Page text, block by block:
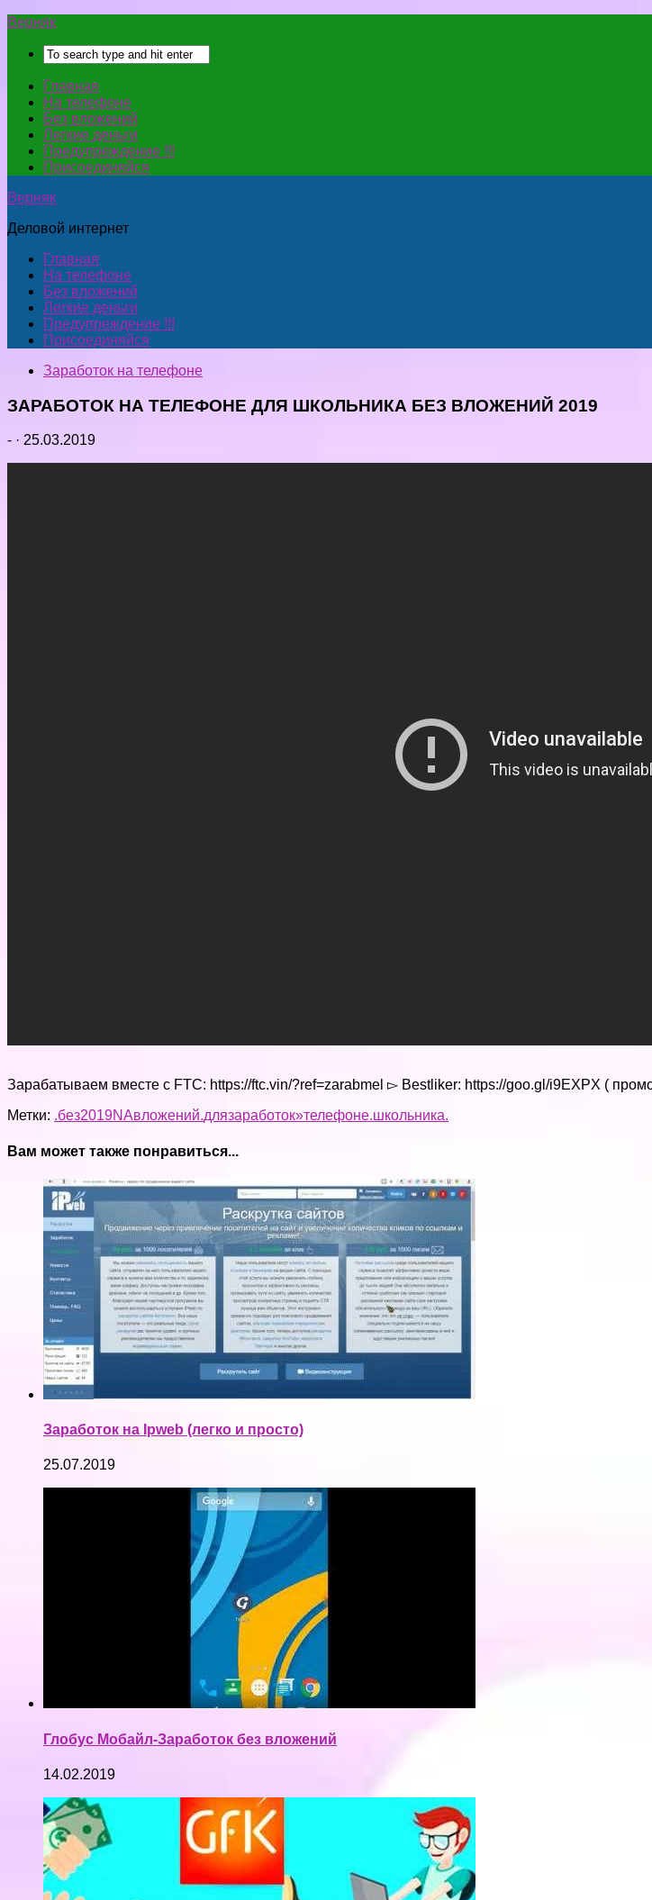
Верняк
Главная
На телефоне
Без вложений
Легкие деньги
Предупреждение !!!
Присоединяйся
Верняк
Деловой интернет
Главная
На телефоне
Без вложений
Легкие деньги
Предупреждение !!!
Присоединяйся
Заработок на телефоне
ЗАРАБОТОК НА ТЕЛЕФОНЕ ДЛЯ ШКОЛЬНИКА БЕЗ ВЛОЖЕНИЙ 2019
- · 25.03.2019
Зарабатываем вместе с FTC: https://ftc.vin/?ref=zarabmel ▻ Bestliker: https://goo.gl/i9EXPX (
Метки: .без2019NAвложений.длязаработок»телефоне.школьника.
Вам может также понравиться...
Заработок на Ipweb (легко и просто)
25.07.2019
Глобус Мобайл-Заработок без вложений
14.02.2019